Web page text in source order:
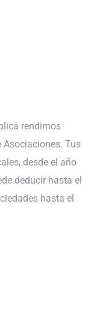
rendimos
Asociaciones. Tus
desde el año
deducir hasta el
hasta el